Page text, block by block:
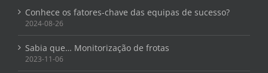
Conhece os fatores-chave das equipas de sucesso?
2024-08-26
Sabia que… Monitorização de frotas
2023-11-06